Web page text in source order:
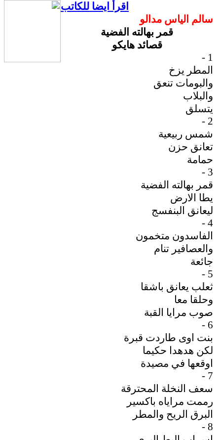
اقرأ ايضا للكاتب
سالم الياس مدالو
قمر بهالته الفضية
قصائد هايكو
1 -
المطر يزخ
والبومات تنعق
والبلاب
يتسلق
2 -
شمس ربيعية
تعانق حزن
حمامة
3 -
قمر بهالته الفضية
يطا الارض
ليعانق البنفسج
4 -
الفاسدون متخمون
والعصافير تنام
جائعة
5 -
ثعلب يعانق باشقا
وحلقا معا
صوب مرايا القبة
6 -
بنت اوى طاردت قبرة
لكن هدهدا حكيما
اوقعها في مصيدة
7 -
سعف النخلة المحترقة
رممت مراياه باكسير
البرق الريح والمطر
8 -